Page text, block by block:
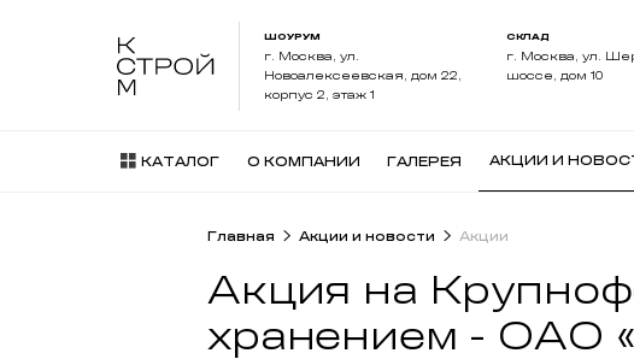
ШОУРУМ
г. Москва, ул.
Новоалексеевская, дом 22,
корпус 2, этаж 1
СКЛАД
г. Москва, ул.
шоссе, дом 10
КАТАЛОГ О КОМПАНИИ ГАЛЕРЕЯ АКЦИИ И
Главная Акции и новости Акции
Акция на
хранением - ОАО